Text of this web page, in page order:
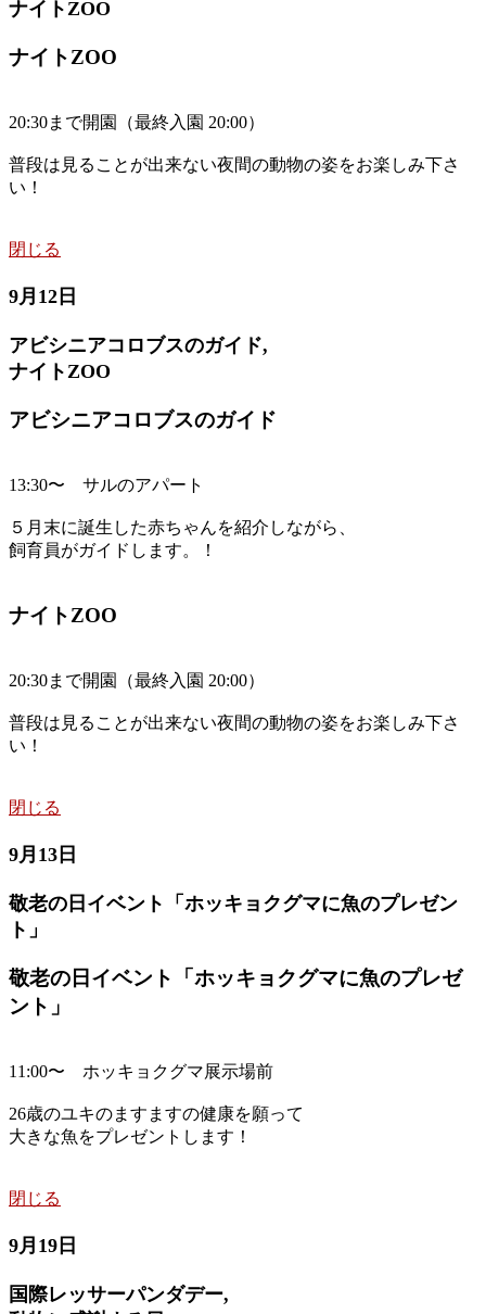
ナイトZOO
ナイトZOO
20:30まで開園（最終入園 20:00）
普段は見ることが出来ない夜間の動物の姿をお楽しみ下さ
い！
閉じる
9月12日
アビシニアコロブスのガイド,
ナイトZOO
アビシニアコロブスのガイド
13:30〜 サルのアパート
５月末に誕生した赤ちゃんを紹介しながら、
飼育員がガイドします。！
ナイトZOO
20:30まで開園（最終入園 20:00）
普段は見ることが出来ない夜間の動物の姿をお楽しみ下さ
い！
閉じる
9月13日
敬老の日イベント「ホッキョクグマに魚のプレゼン
ト」
敬老の日イベント「ホッキョクグマに魚のプレゼ
ント」
11:00〜 ホッキョクグマ展示場前
26歳のユキのますますの健康を願って
大きな魚をプレゼントします！
閉じる
9月19日
国際レッサーパンダデー,